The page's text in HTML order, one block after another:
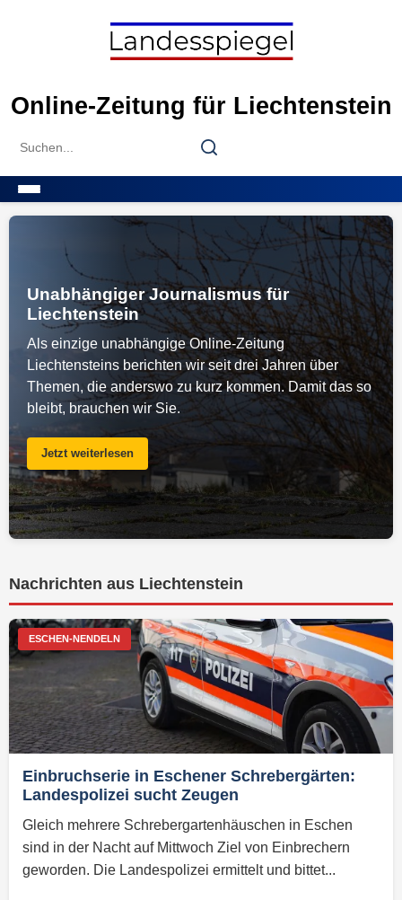
Online-Zeitung für Liechtenstein
Search
Search
Unabhängiger Journalismus für
Liechtenstein
Als einzige unabhängige Online-Zeitung
Liechtensteins berichten wir seit drei Jahren über
Themen, die anderswo zu kurz kommen. Damit das so
bleibt, brauchen wir Sie.
Jetzt weiterlesen
Nachrichten aus Liechtenstein
ESCHEN-NENDELN
Einbruchserie in Eschener Schrebergärten:
Landespolizei sucht Zeugen
Gleich mehrere Schrebergartenhäuschen in Eschen
sind in der Nacht auf Mittwoch Ziel von Einbrechern
geworden. Die Landespolizei ermittelt und bittet...